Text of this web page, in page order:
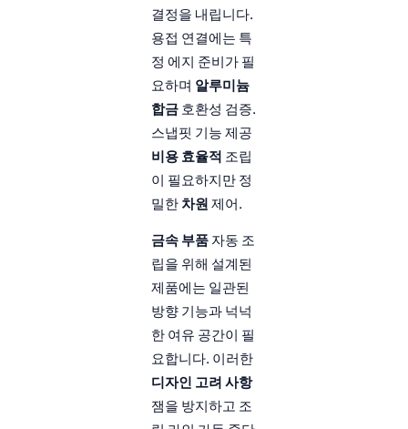
결정을 내립니다.
용접 연결에는 특
정 에지 준비가 필
요하며 알루미늄
합금 호환성 검증.
스냅핏 기능 제공
비용 효율적 조립
이 필요하지만 정
밀한 차원 제어.
금속 부품 자동 조
립을 위해 설계된
제품에는 일관된
방향 기능과 넉넉
한 여유 공간이 필
요합니다. 이러한
디자인 고려 사항
잼을 방지하고 조